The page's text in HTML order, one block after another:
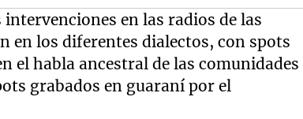
en las radios de las
en los diferentes dialectos, con spots
el habla ancestral de las comunidades
grabados en guaraní por el